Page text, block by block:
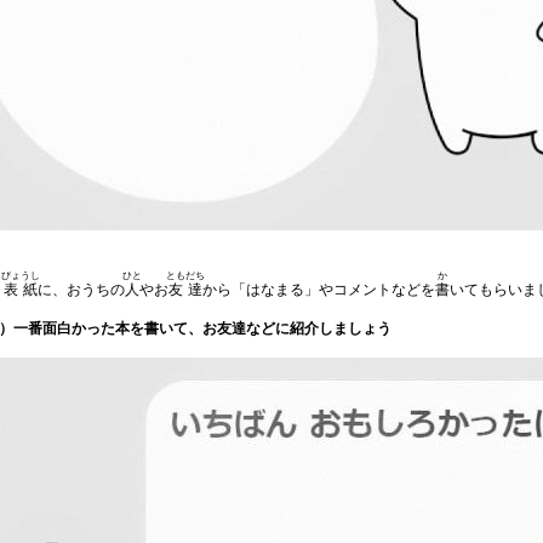
表紙
びょうし
に、おうちの人
ひと
やお友達
ともだち
から「はなまる」やコメントなどを書
か
いてもらいま
）一番面白かった本を書いて、お友達などに紹介しましょう